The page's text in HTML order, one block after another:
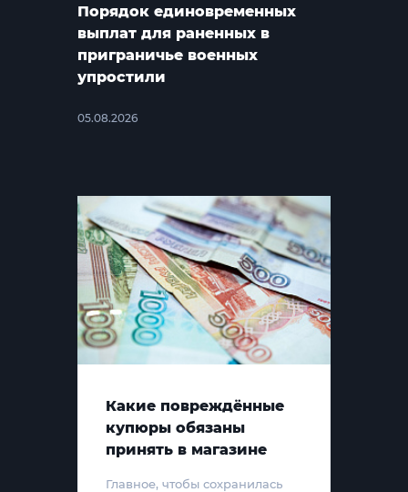
Порядок единовременных
выплат для раненных в
приграничье военных
упростили
05.08.2026
Какие повреждённые
купюры обязаны
принять в магазине
Главное, чтобы сохранилась